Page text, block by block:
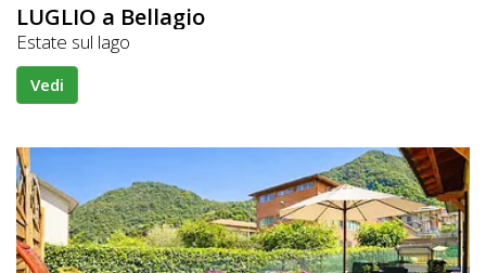
LUGLIO a Bellagio
Estate sul lago
Vedi